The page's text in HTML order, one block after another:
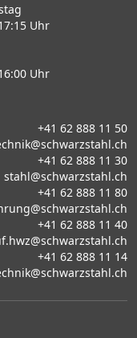
Uhr
Uhr
+41 62 888 11 50
+41 62 888 11 30
stahl@schwarzstahl.ch
+41 62 888 11 80
+41 62 888 11 40
+41 62 888 11 14